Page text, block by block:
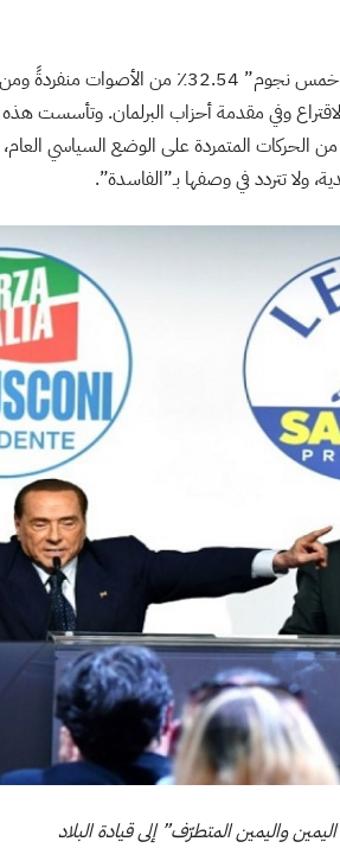
في حين حصدت حركة “خمس نجوم” 32.54٪
الحركات المتمردة على الوضع السياسي
ولا تتردد في وصفها بـ”الفاسدة”.
واليمين المتطرّف” إلى قيادة البلاد